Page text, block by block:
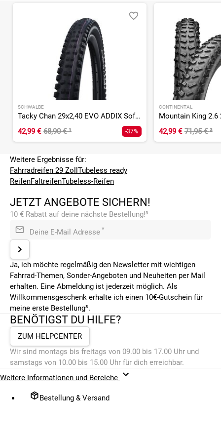
SCHWALBE
Tacky Chan 29x2,40 EVO ADDIX Soft SnakeSkin Super Trail TLE
42,99 € 68,90 €¹ -37%
CONTINENTAL
42,99 € 71,95 €²
Weitere Ergebnisse für:
Fahrradreifen 29 Zoll Tubeless ready
ReifenFaltreifenTubeless-Reifen
JETZT ANGEBOTE SICHERN!
10 € Rabatt auf deine nächste Bestellung!³
Deine E-Mail Adresse *
Ja, ich möchte regelmäßig den Newsletter mit wichtigen
Fahrrad-Themen, Sonder-Angeboten und Neuheiten per Mail
erhalten. Eine Abmeldung ist jederzeit möglich. Als
Willkommensgeschenk erhalte ich einen 10€-Gutschein für
meine erste Bestellung³.
BENÖTIGST DU HILFE?
ZUM HELPCENTER
Wir sind montags bis freitags von 09.00 bis 17.00 Uhr und
samstags von 10.00 bis 15.00 Uhr für dich erreichbar.
Weitere Informationen und Bereiche
Bestellung & Versand